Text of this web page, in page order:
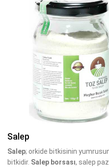
Salep
Salep; orkide bitkisinin
bitkidir. Salep borsası, salep